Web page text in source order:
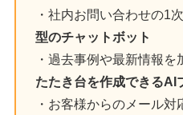
・社内お問い合わせの1
型のチャットボット
・過去事例や最新情報を
たたき台を作成できるAI
・お客様からのメール対